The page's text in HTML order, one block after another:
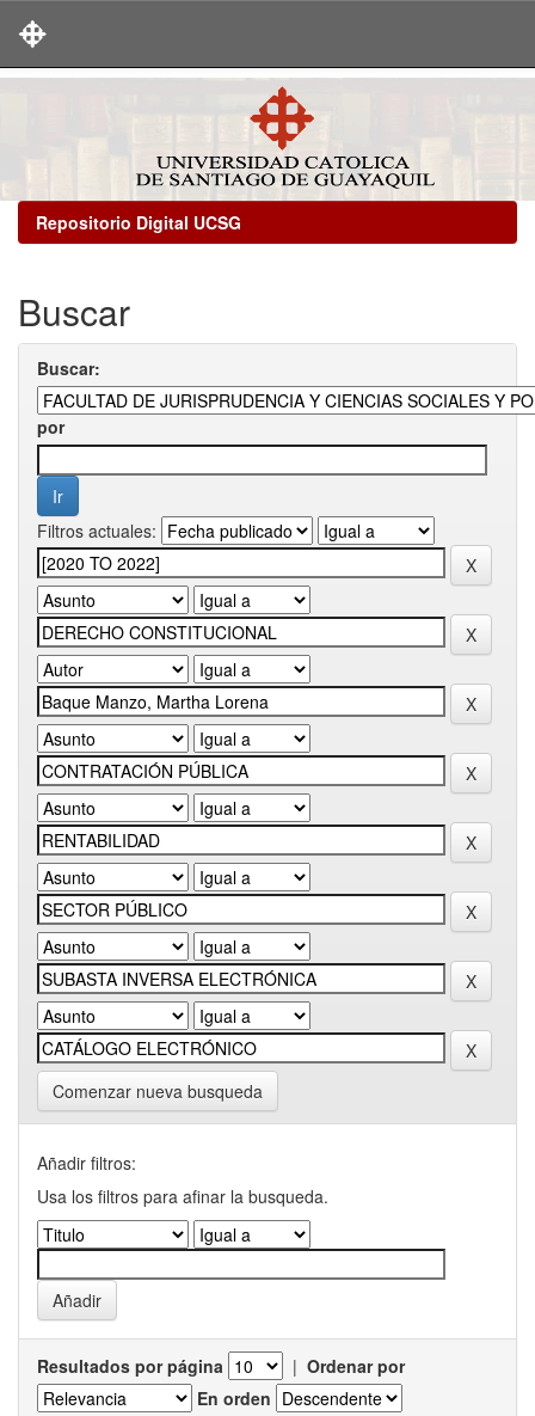
Repositorio Digital UCSG
Buscar
Buscar:
por
Filtros actuales:
Comenzar nueva busqueda
Añadir filtros:
Usa los filtros para afinar la busqueda.
Resultados por página | Ordenar por
En orden